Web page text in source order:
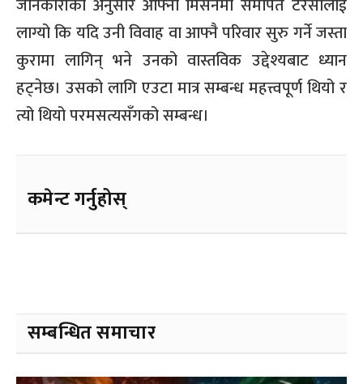
जानकारीका अनुसार आफ्नो मिसनमा समर्पित टेरेसालाई
लाग्यो कि यदि उनी विवाह वा आफ्नै परिवार सुरु गर्ने जस्ता
कुरामा लागिन् भने उनको वास्तविक उद्देश्यबाट ध्यान
हट्नेछ। उसको लागि एउटा मात्र सम्बन्ध महत्त्वपूर्ण थियो र
त्यो थियो परमसत्यसँगको सम्बन्ध।
कमेन्ट गर्नुहोस्
सम्बन्धित समाचार